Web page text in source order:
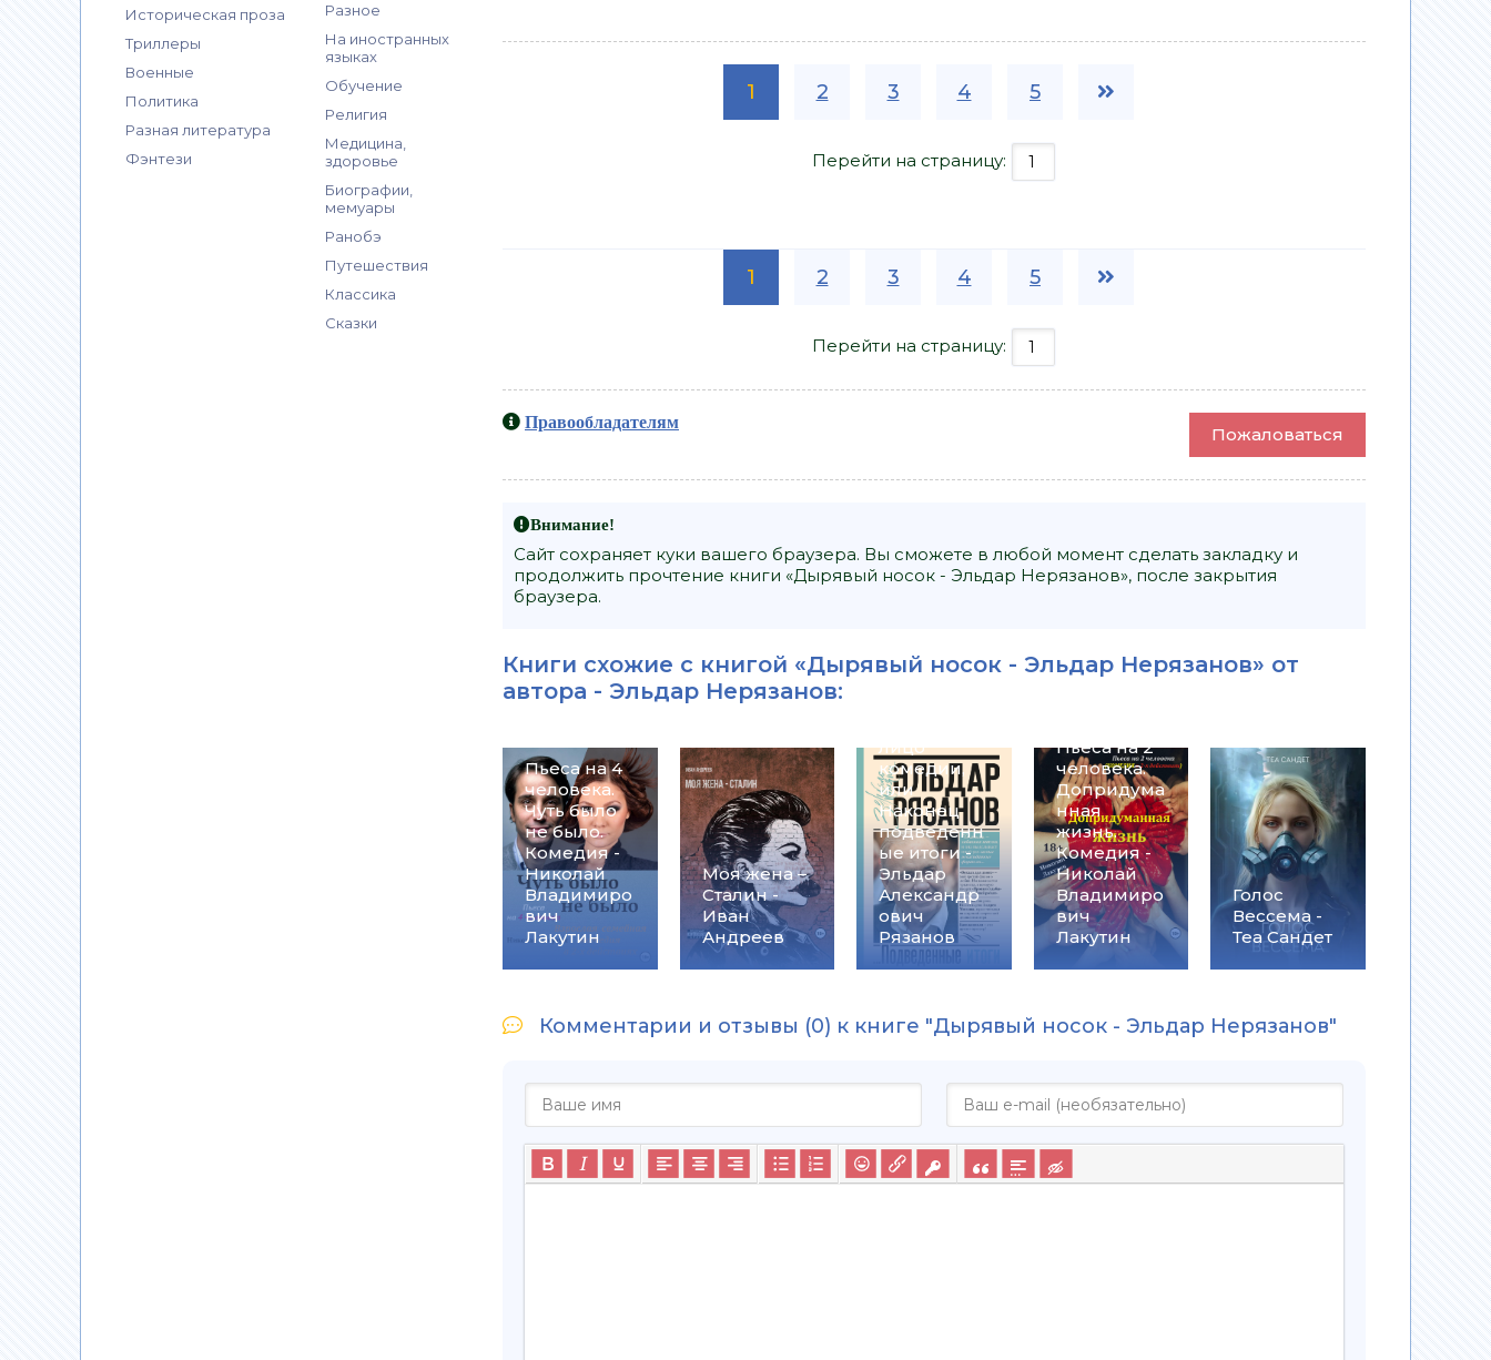
Историческая проза
Триллеры
Военные
Политика
Разная литература
Фэнтези
Разное
На иностранных
языках
Обучение
Религия
Медицина,
здоровье
Биографии,
мемуары
Ранобэ
Путешествия
Классика
Сказки
1 2 3 4 5
Перейти на страницу:
1 2 3 4 5
Перейти на страницу:
Правообладателям
Пожаловаться
Внимание!
Сайт сохраняет куки вашего браузера. Вы сможете в любой момент сделать закладку и
продолжить прочтение книги «Дырявый носок - Эльдар Нерязанов», после закрытия
браузера.
Книги схожие с книгой «Дырявый носок - Эльдар Нерязанов» от
автора - Эльдар Нерязанов:
Пьеса на 4
человека.
Чуть было
не было.
Комедия -
Николай
Владимиро
вич
Лакутин
Моя жена –
Сталин -
Иван
Андреев
лицо
комедии,
или
Наконец
подведенн
ые итоги -
Эльдар
Александр
ович
Рязанов
Пьеса на 2
человека.
Допридума
нная
жизнь.
Комедия -
Николай
Владимиро
вич
Лакутин
Голос
Вессема -
Теа Сандет
Комментарии и отзывы (0) к книге "Дырявый носок - Эльдар Нерязанов"